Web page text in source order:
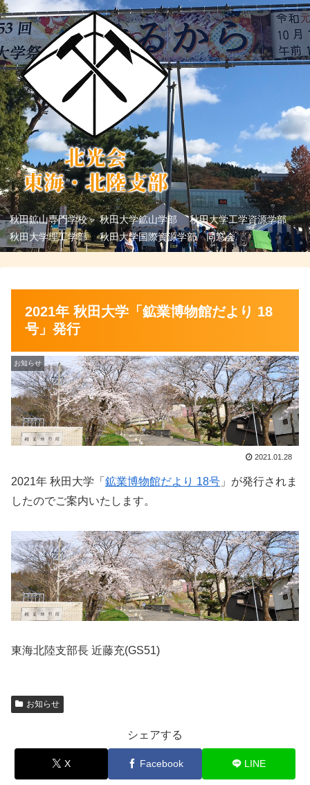
秋田鉱山専門学校 秋田大学鉱山学部 秋田大学工学資源学部
秋田大学理工学部 秋田大学国際資源学部 同窓会
2021年 秋田大学「鉱業博物館だより 18
号」発行
お知らせ
2021.01.28
2021年 秋田大学「 鉱業博物館だより 18号 」が発行されま
したのでご案内いたします。
東海北陸支部長 近藤充(GS51)
お知らせ
シェアする
X Facebook LINE